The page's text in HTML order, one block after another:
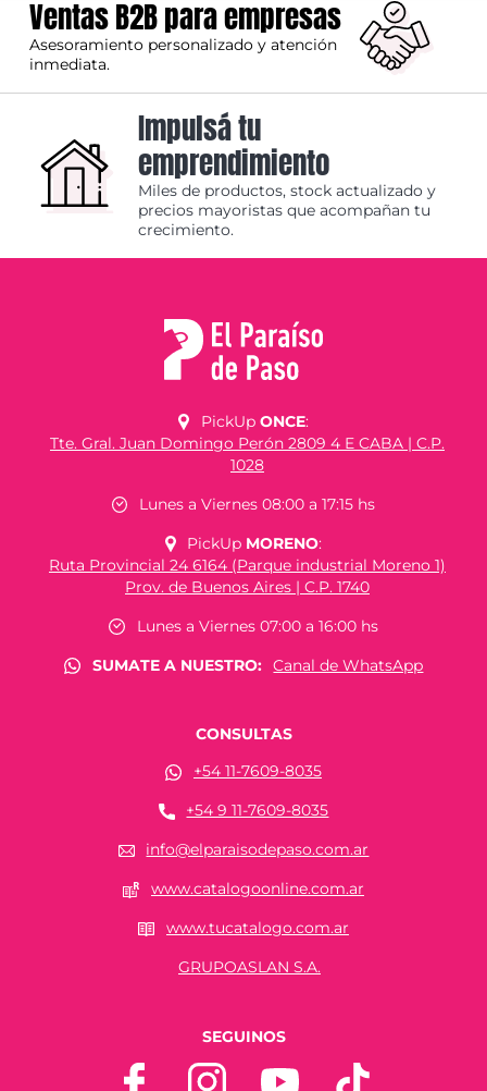
Ventas B2B para empresas
Asesoramiento personalizado y atención
inmediata.
Impulsá tu
emprendimiento
Miles de productos, stock actualizado y
precios mayoristas que acompañan tu
crecimiento.
PickUp ONCE:
Tte. Gral. Juan Domingo Perón 2809 4 E CABA | C.P.
1028
Lunes a Viernes 08:00 a 17:15 hs
PickUp MORENO:
Ruta Provincial 24 6164 (Parque industrial Moreno 1)
Prov. de Buenos Aires | C.P. 1740
Lunes a Viernes 07:00 a 16:00 hs
SUMATE A NUESTRO:
Canal de WhatsApp
CONSULTAS
+54 11-7609-8035
+54 9 11-7609-8035
info@elparaisodepaso.com.ar
www.catalogoonline.com.ar
www.tucatalogo.com.ar
GRUPOASLAN S.A.
SEGUINOS